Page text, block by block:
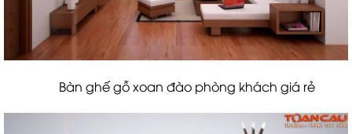
Bàn ghế gỗ xoan đào phòng khách giá rẻ